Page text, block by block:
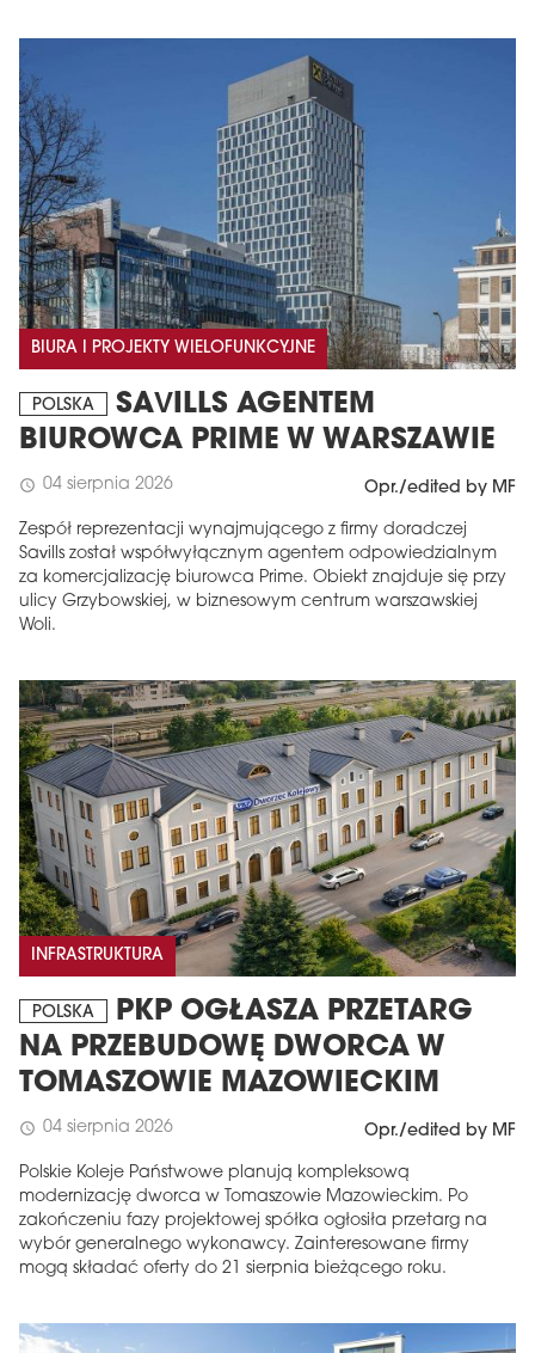
BIURA I PROJEKTY WIELOFUNKCYJNE
POLSKA
SAVILLS AGENTEM
BIUROWCA PRIME W WARSZAWIE
schedule 04 sierpnia 2026 Opr./edited by MF
Zespół reprezentacji wynajmującego z firmy doradczej
Savills został współwyłącznym agentem odpowiedzialnym
za komercjalizację biurowca Prime. Obiekt znajduje się przy
ulicy Grzybowskiej, w biznesowym centrum warszawskiej
Woli.
INFRASTRUKTURA
POLSKA
PKP OGŁASZA PRZETARG
NA PRZEBUDOWĘ DWORCA W
TOMASZOWIE MAZOWIECKIM
schedule 04 sierpnia 2026 Opr./edited by MF
Polskie Koleje Państwowe planują kompleksową
modernizację dworca w Tomaszowie Mazowieckim. Po
zakończeniu fazy projektowej spółka ogłosiła przetarg na
wybór generalnego wykonawcy. Zainteresowane firmy
mogą składać oferty do 21 sierpnia bieżącego roku.